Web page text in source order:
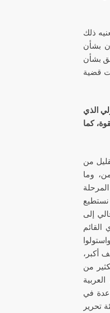
ذلك
بشأن
بشأن
قضية
الذي
كما
من
وما
نستطيع
إلى
القائم
أكبر،
من
في
تحرير